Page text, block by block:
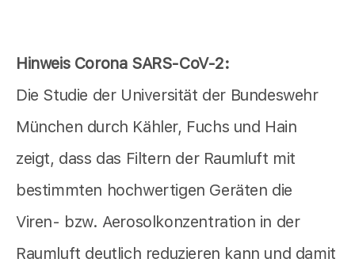
Hinweis Corona SARS-CoV-2:
Die Studie der Universität der Bundeswehr
München durch Kähler, Fuchs und Hain
zeigt, dass das Filtern der Raumluft mit
bestimmten hochwertigen Geräten die
Viren- bzw. Aerosolkonzentration in der
Raumluft deutlich reduzieren kann und damit